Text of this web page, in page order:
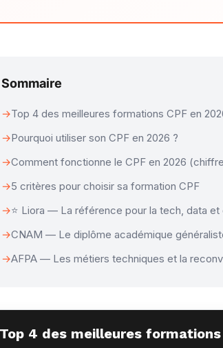
Sommaire
Top 4 des meilleures formations CPF en
Pourquoi utiliser son CPF en 2026 ?
Comment fonctionne le CPF en 2026
5 critères pour choisir sa formation CPF
⭐ Liora — La référence pour la tech, data
CNAM — Le diplôme académique
AFPA — Les métiers techniques et la
Top 4 des meilleures formations